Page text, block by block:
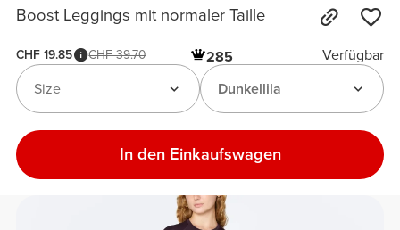
Boost Leggings mit normaler Taille
CHF 19.85 CHF 39.70 285
Verfügbar
Dunkellila
Size
In den Einkaufswagen